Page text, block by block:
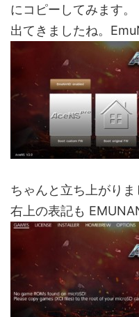
にコピーしてみます。
出てきましたね。
ちゃんと立ち上がりま
右上の表記も